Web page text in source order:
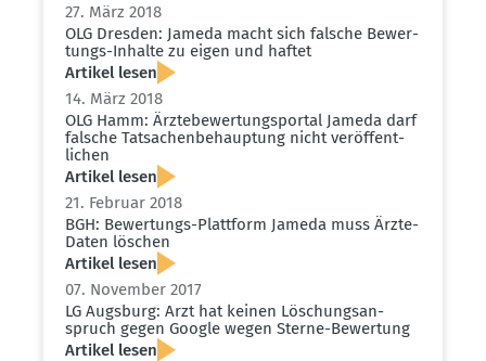
27. März 2018
OLG Dresden: Jameda macht sich falsche Bewer­
tungs-Inhalte zu eigen und haftet
Artikel lesen
14. März 2018
OLG Hamm: Ärzte­be­wer­tungs­portal Jameda darf
falsche Tatsa­chen­be­hauptung nicht veröf­fent­
lichen
Artikel lesen
21. Februar 2018
BGH: Bewer­tungs-Plattform Jameda muss Ärzte-
Daten löschen
Artikel lesen
07. November 2017
LG Augsburg: Arzt hat keinen Löschungs­an­
spruch gegen Google wegen Sterne-Bewertung
Artikel lesen